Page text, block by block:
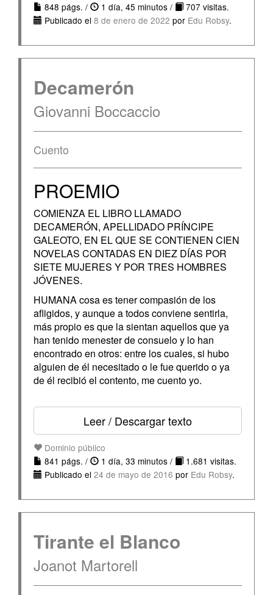
848 págs. /
1 día, 45 minutos /
707 visitas.
Publicado el 8 de enero de 2022 por Edu Robsy.
Decamerón
Giovanni Boccaccio
Cuento
PROEMIO
COMIENZA EL LIBRO LLAMADO
DECAMERÓN, APELLIDADO PRÍNCIPE
GALEOTO, EN EL QUE SE CONTIENEN CIEN
NOVELAS CONTADAS EN DIEZ DÍAS POR
SIETE MUJERES Y POR TRES HOMBRES
JÓVENES.
HUMANA cosa es tener compasión de los
afligidos, y aunque a todos conviene sentirla,
más propio es que la sientan aquellos que ya
han tenido menester de consuelo y lo han
encontrado en otros: entre los cuales, si hubo
alguien de él necesitado o le fue querido o ya
de él recibió el contento, me cuento yo.
Leer / Descargar texto
Dominio público
841 págs. /
1 día, 33 minutos /
1.681 visitas.
Publicado el 24 de mayo de 2016 por Edu Robsy.
Tirante el Blanco
Joanot Martorell